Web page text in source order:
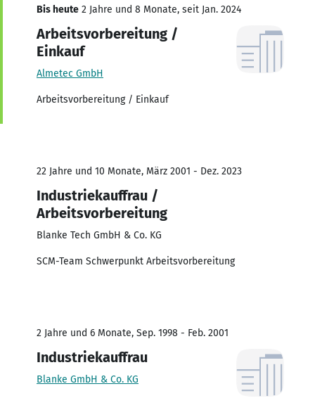
Bis heute 2 Jahre und 8 Monate, seit Jan. 2024
Arbeitsvorbereitung /
Einkauf
Almetec GmbH
Arbeitsvorbereitung / Einkauf
22 Jahre und 10 Monate, März 2001 - Dez. 2023
Industriekauffrau /
Arbeitsvorbereitung
Blanke Tech GmbH & Co. KG
SCM-Team Schwerpunkt Arbeitsvorbereitung
2 Jahre und 6 Monate, Sep. 1998 - Feb. 2001
Industriekauffrau
Blanke GmbH & Co. KG